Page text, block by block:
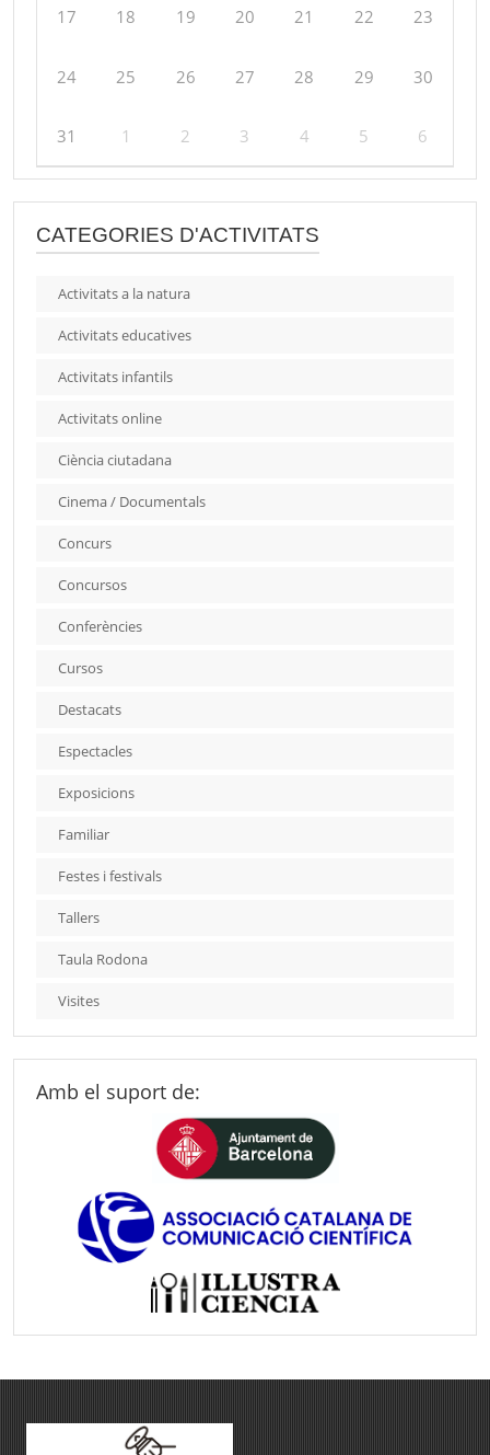
17 18 19 20 21 22 23
24 25 26 27 28 29 30
31 1 2 3 4 5 6
CATEGORIES D'ACTIVITATS
Activitats a la natura
Activitats educatives
Activitats infantils
Activitats online
Ciència ciutadana
Cinema / Documentals
Concurs
Concursos
Conferències
Cursos
Destacats
Espectacles
Exposicions
Familiar
Festes i festivals
Tallers
Taula Rodona
Visites
Amb el suport de: